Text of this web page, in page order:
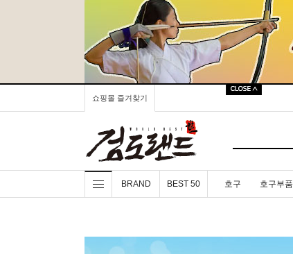
쇼핑몰 즐겨찾기
BRAND BEST 50 호구 호구부품